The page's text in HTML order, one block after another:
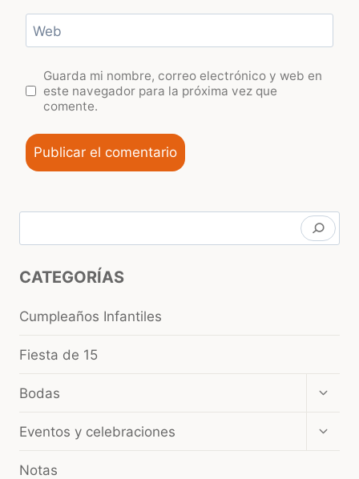
Web
Guarda mi nombre, correo electrónico y web en
este navegador para la próxima vez que
comente.
CATEGORÍAS
Cumpleaños Infantiles
Fiesta de 15
Bodas
hijo
Eventos y celebraciones
Notas